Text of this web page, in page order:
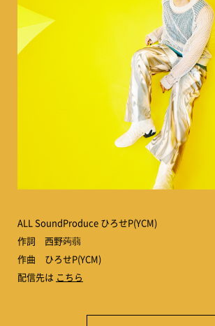
ALL SoundProduce ひろせP(YCM)
作詞 西野蒟蒻
作曲 ひろせP(YCM)
配信先は こちら